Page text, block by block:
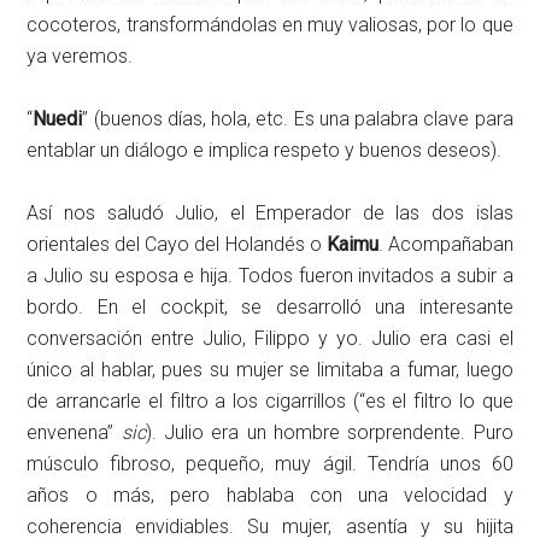
cocoteros, transformándolas en muy valiosas, por lo que
ya veremos.
“Nuedi” (buenos días, hola, etc. Es una palabra clave para
entablar un diálogo e implica respeto y buenos deseos).
Así nos saludó Julio, el Emperador de las dos islas
orientales del Cayo del Holandés o Kaimu. Acompañaban
a Julio su esposa e hija. Todos fueron invitados a subir a
bordo. En el cockpit, se desarrolló una interesante
conversación entre Julio, Filippo y yo. Julio era casi el
único al hablar, pues su mujer se limitaba a fumar, luego
de arrancarle el filtro a los cigarrillos (“es el filtro lo que
envenena” sic). Julio era un hombre sorprendente. Puro
músculo fibroso, pequeño, muy ágil. Tendría unos 60
años o más, pero hablaba con una velocidad y
coherencia envidiables. Su mujer, asentía y su hijita